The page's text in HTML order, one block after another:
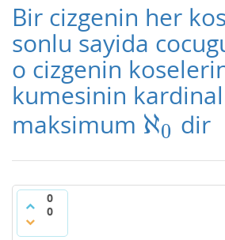
Bir cizgenin her
sonlu sayida
o cizgenin
kumesinin
maksimum ℵ0
ℵ0 dir
0
0